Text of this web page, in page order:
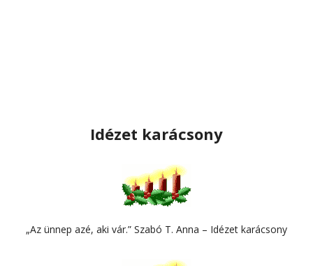
Idézet karácsony
„Az ünnep azé, aki vár.” Szabó T. Anna – Idézet karácsony